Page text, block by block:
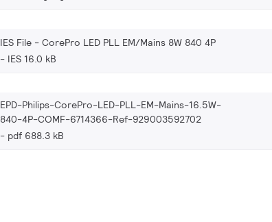
IES File - CorePro LED PLL EM/Mains 8W 840 4P
IES 16.0 kB
EPD-Philips-CorePro-LED-PLL-EM-Mains-16.5W-
840-4P-COMF-6714366-Ref-929003592702
pdf 688.3 kB